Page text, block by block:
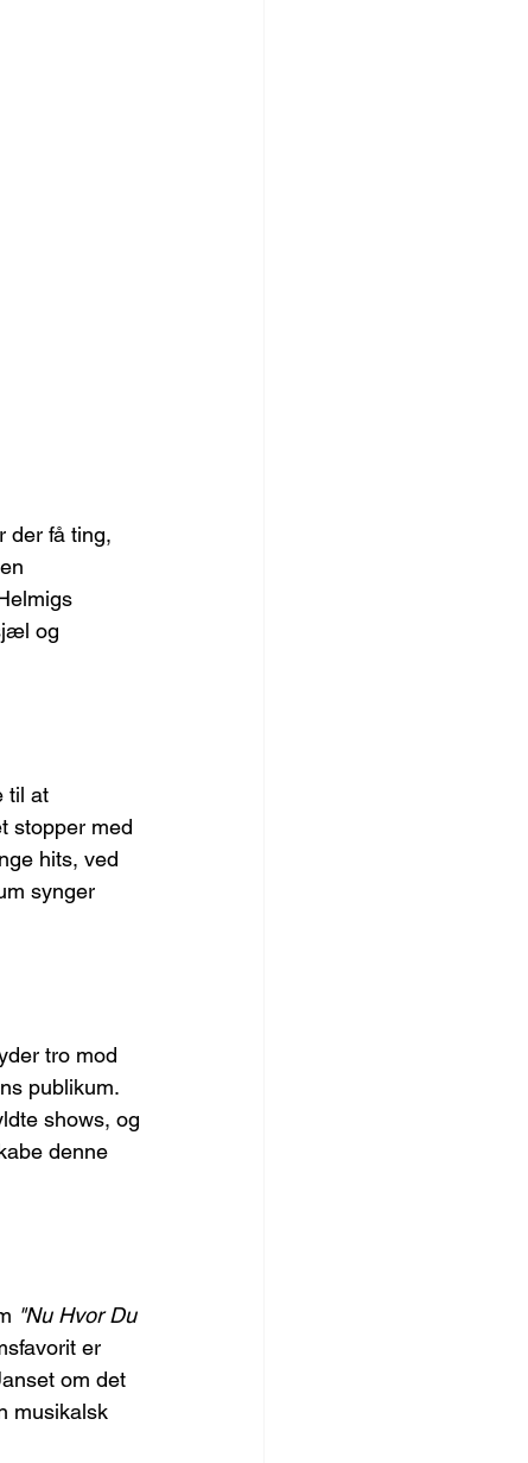
der få ting,
og
til at
stopper med
hits, ved
synger
tro mod
publikum.
shows, og
denne
"Nu Hvor Du
er
om det
musikalsk